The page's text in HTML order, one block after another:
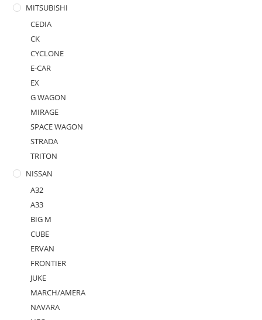
MITSUBISHI
CEDIA
CK
CYCLONE
E-CAR
EX
G WAGON
MIRAGE
SPACE WAGON
STRADA
TRITON
NISSAN
A32
A33
BIG M
CUBE
ERVAN
FRONTIER
JUKE
MARCH/AMERA
NAVARA